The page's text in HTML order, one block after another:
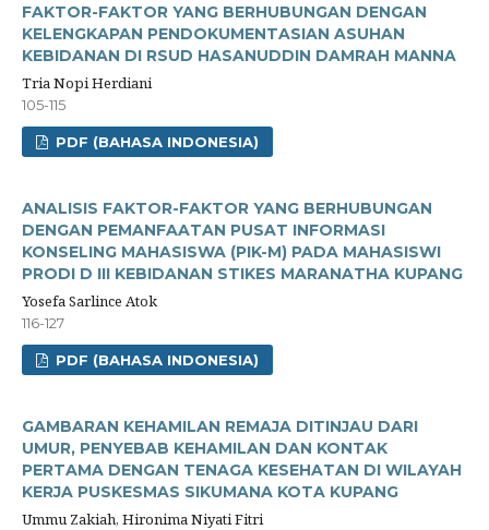
FAKTOR-FAKTOR YANG BERHUBUNGAN DENGAN
KELENGKAPAN PENDOKUMENTASIAN ASUHAN
KEBIDANAN DI RSUD HASANUDDIN DAMRAH MANNA
Tria Nopi Herdiani
105-115
PDF (BAHASA INDONESIA)
ANALISIS FAKTOR-FAKTOR YANG BERHUBUNGAN
DENGAN PEMANFAATAN PUSAT INFORMASI
KONSELING MAHASISWA (PIK-M) PADA MAHASISWI
PRODI D III KEBIDANAN STIKES MARANATHA KUPANG
Yosefa Sarlince Atok
116-127
PDF (BAHASA INDONESIA)
GAMBARAN KEHAMILAN REMAJA DITINJAU DARI
UMUR, PENYEBAB KEHAMILAN DAN KONTAK
PERTAMA DENGAN TENAGA KESEHATAN DI WILAYAH
KERJA PUSKESMAS SIKUMANA KOTA KUPANG
Ummu Zakiah, Hironima Niyati Fitri